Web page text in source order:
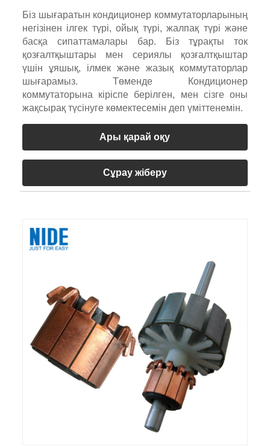
Біз шығаратын кондиционер коммутаторларының
негізінен ілгек түрі, ойық түрі, жалпақ түрі және
басқа сипаттамалары бар. Біз тұрақты ток
қозғалтқыштары мен сериялы қозғалтқыштар
үшін ұяшық, ілмек және жазық коммутаторлар
шығарамыз. Төменде Кондиционер
коммутаторына кіріспе берілген, мен сізге оны
жақсырақ түсінуге көмектесемін деп үміттенемін.
Ары қарай оқу
Сұрау жіберу